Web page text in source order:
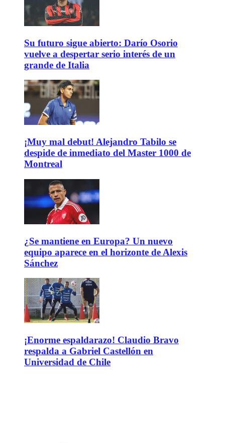
Su futuro sigue abierto: Darío Osorio
vuelve a despertar serio interés de un
grande de Italia
¡Muy mal debut! Alejandro Tabilo se
despide de inmediato del Master 1000 de
Montreal
¿Se mantiene en Europa? Un nuevo
equipo aparece en el horizonte de Alexis
Sánchez
¡Enorme espaldarazo! Claudio Bravo
respalda a Gabriel Castellón en
Universidad de Chile